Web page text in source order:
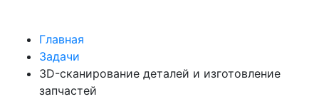
Главная
Задачи
3D-сканирование деталей и изготовление
запчастей